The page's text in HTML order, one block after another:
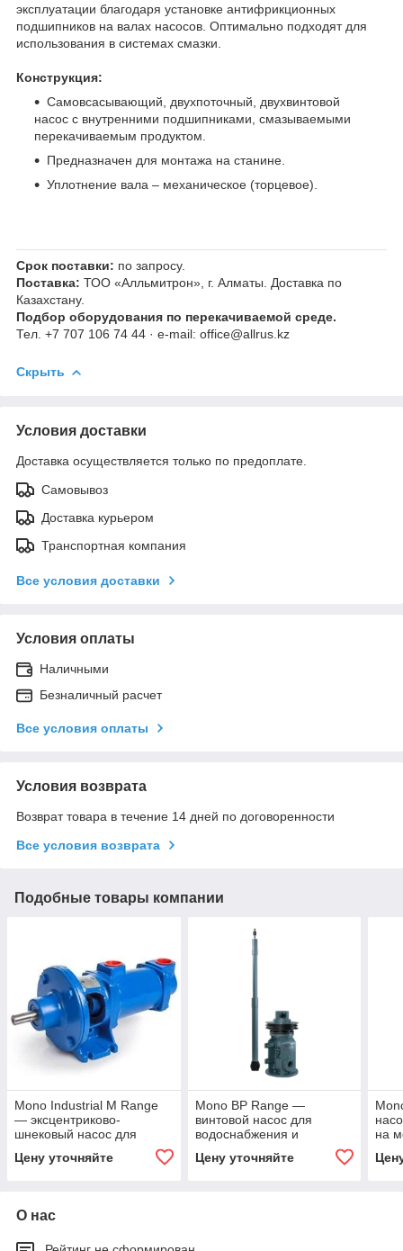
эксплуатации благодаря установке антифрикционных
подшипников на валах насосов. Оптимально подходят для
использования в системах смазки.
Конструкция:
Самовсасывающий, двухпоточный, двухвинтовой
насос с внутренними подшипниками, смазываемыми
перекачиваемым продуктом.
Предназначен для монтажа на станине.
Уплотнение вала – механическое (торцевое).
Срок поставки: по запросу.
Поставка: ТОО «Алльмитрон», г. Алматы. Доставка по
Казахстану.
Подбор оборудования по перекачиваемой среде.
Тел. +7 707 106 74 44 · e-mail: office@allrus.kz
Скрыть
Условия доставки
Доставка осуществляется только по предоплате.
Самовывоз
Доставка курьером
Транспортная компания
Все условия доставки
Условия оплаты
Наличными
Безналичный расчет
Все условия оплаты
Условия возврата
Возврат товара в течение 14 дней по договоренности
Все условия возврата
Подобные товары компании
Mono Industrial M Range
— эксцентриково-
шнековый насос для
сред
Цену уточняйте
Mono BP Range —
винтовой насос для
водоснабжения и
задач
Цену уточняйте
на
О нас